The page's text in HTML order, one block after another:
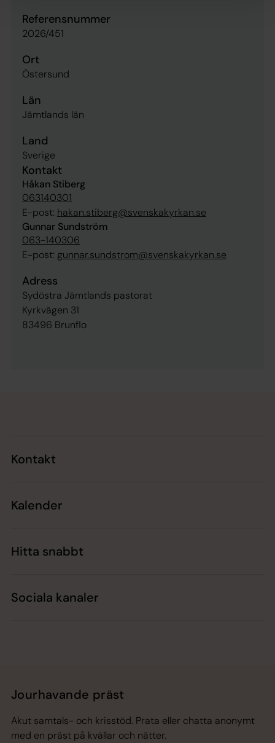
Referensnummer
2026/451
Ort
Östersund
Län
Jämtlands län
Land
Sverige
Kontakt
Håkan Stiberg
063140301
E-post: hakan.stiberg@svenskakyrkan.se
Gunnar Sundström
063-140306
E-post: gunnar.sundstrom@svenskakyrkan.se
Adress
Sydöstra Jämtlands pastorat
Kyrkvägen 31
83496 Brunflo
Kontakt
Kalender
Hitta snabbt
Sociala kanaler
Jourhavande präst
Akut samtals- och krisstöd. Prata eller chatta anonymt
med en präst på kvällar och nätter.